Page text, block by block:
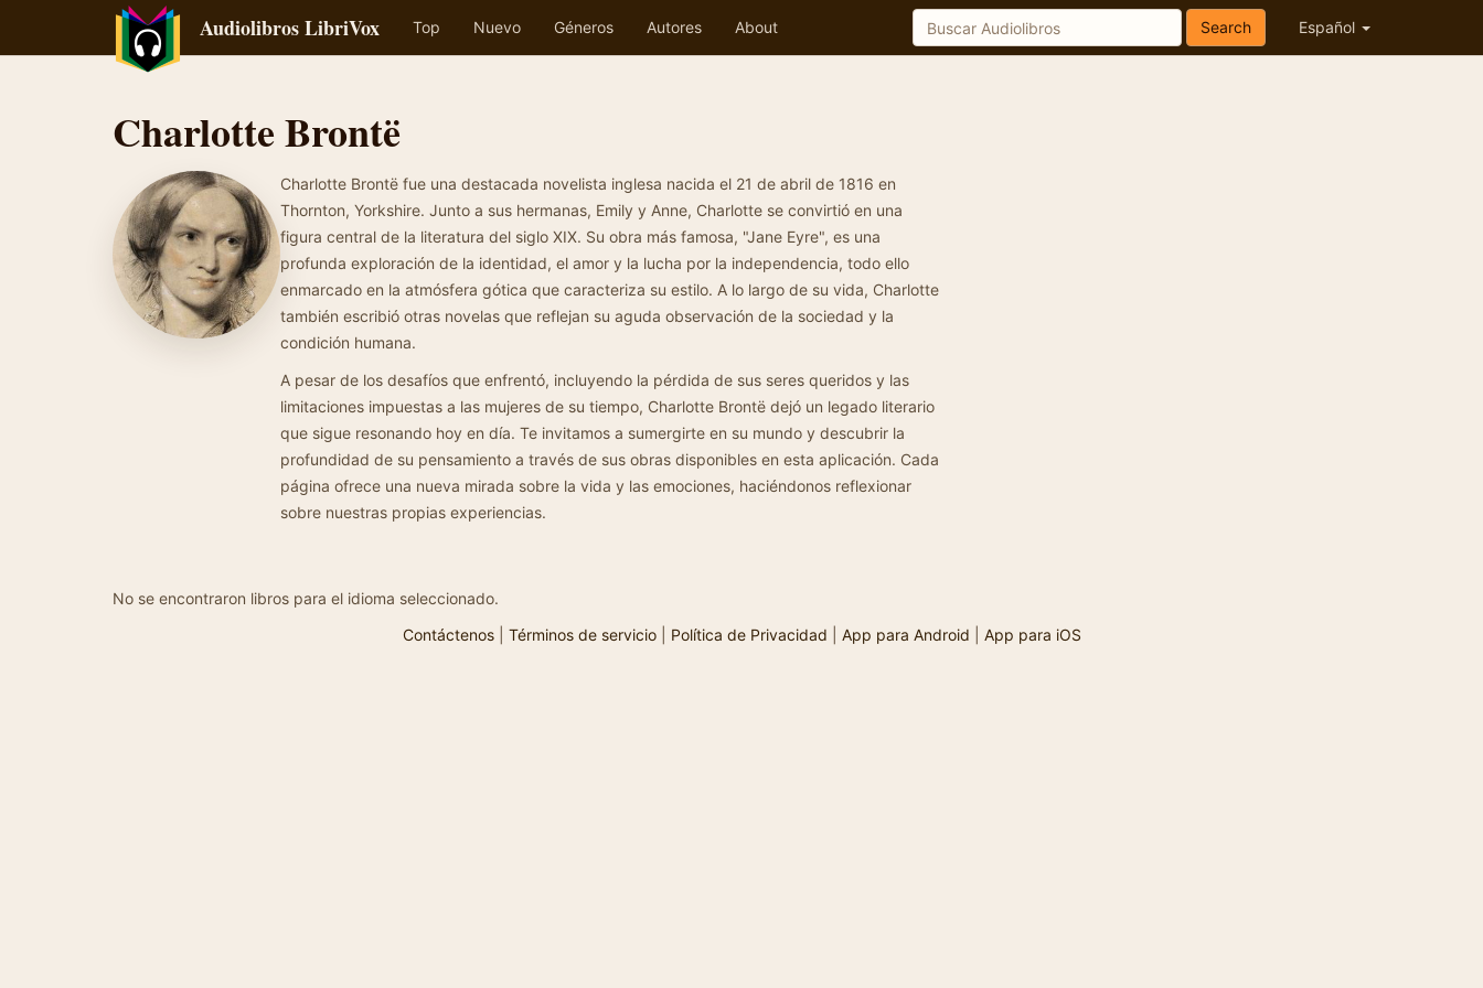
Audiolibros LibriVox Top Nuevo Géneros Autores About Español
Search
Charlotte Brontë
Charlotte Brontë fue una destacada novelista inglesa nacida el 21 de abril de 1816 en
Thornton, Yorkshire. Junto a sus hermanas, Emily y Anne, Charlotte se convirtió en una
figura central de la literatura del siglo XIX. Su obra más famosa, "Jane Eyre", es una
profunda exploración de la identidad, el amor y la lucha por la independencia, todo ello
enmarcado en la atmósfera gótica que caracteriza su estilo. A lo largo de su vida, Charlotte
también escribió otras novelas que reflejan su aguda observación de la sociedad y la
condición humana.
A pesar de los desafíos que enfrentó, incluyendo la pérdida de sus seres queridos y las
limitaciones impuestas a las mujeres de su tiempo, Charlotte Brontë dejó un legado literario
que sigue resonando hoy en día. Te invitamos a sumergirte en su mundo y descubrir la
profundidad de su pensamiento a través de sus obras disponibles en esta aplicación. Cada
página ofrece una nueva mirada sobre la vida y las emociones, haciéndonos reflexionar
sobre nuestras propias experiencias.
No se encontraron libros para el idioma seleccionado.
Contáctenos| Términos de servicio| Política de Privacidad App para Android App para iOS